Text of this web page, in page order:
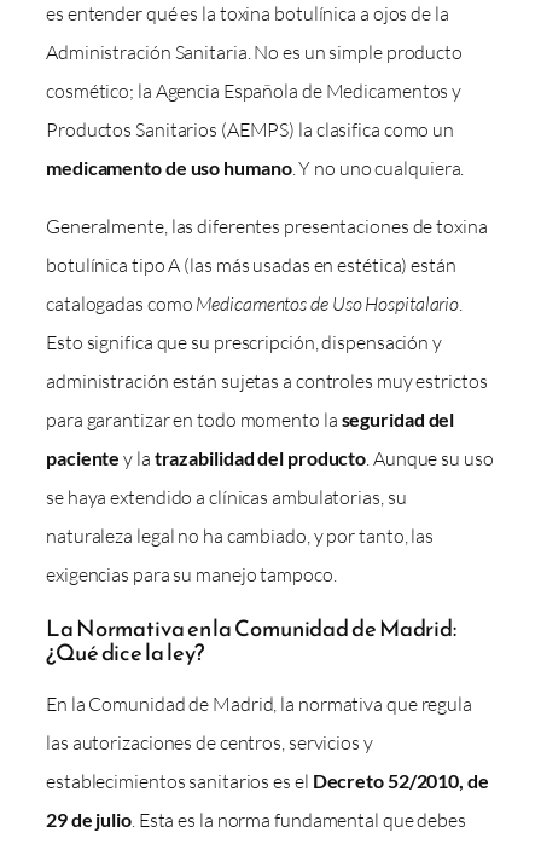
es entender qué es la toxina botulínica a ojos de la
Administración Sanitaria. No es un simple producto
cosmético; la Agencia Española de Medicamentos y
Productos Sanitarios (AEMPS) la clasifica como un
medicamento de uso humano. Y no uno cualquiera.
Generalmente, las diferentes presentaciones de toxina
botulínica tipo A (las más usadas en estética) están
catalogadas como Medicamentos de Uso Hospitalario.
Esto significa que su prescripción, dispensación y
administración están sujetas a controles muy estrictos
para garantizar en todo momento la seguridad del
paciente y la trazabilidad del producto. Aunque su uso
se haya extendido a clínicas ambulatorias, su
naturaleza legal no ha cambiado, y por tanto, las
exigencias para su manejo tampoco.
La Normativa en la Comunidad de Madrid:
¿Qué dice la ley?
En la Comunidad de Madrid, la normativa que regula
las autorizaciones de centros, servicios y
establecimientos sanitarios es el Decreto 52/2010, de
29 de julio. Esta es la norma fundamental que debes